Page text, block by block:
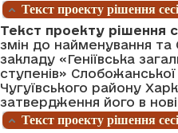
Текст проекту рішення
Текст проекту рішення
змін до найменування
закладу «Геніївська
ступенів»
Чугуївського району
затвердження його в
Текст проекту рішення